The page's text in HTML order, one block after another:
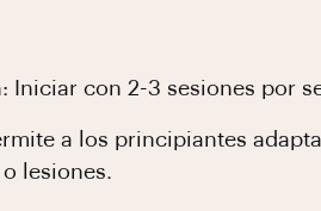
Iniciar con 2-3 sesiones por
a los principiantes
lesiones.